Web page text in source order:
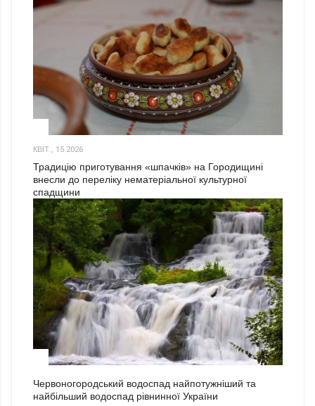
КВІТ., 15 2026
Традицію приготування «шпачків» на Городищині
внесли до переліку нематеріальної культурної
спадщини
Червоногородський водоспад найпотужніший та
найбільший водоспад рівнинної України